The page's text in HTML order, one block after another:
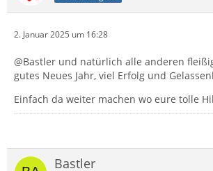
2. Januar 2025 um 16:28
@Bastler und natürlich alle anderen
gutes Neues Jahr, viel Erfolg und
Einfach da weiter machen wo eure tolle
Bastler